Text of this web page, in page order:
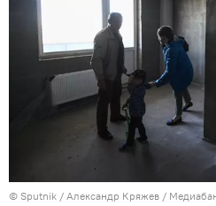
© Sputnik / Александр Кряжев /